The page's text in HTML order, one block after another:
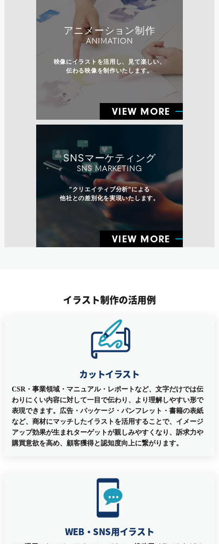
アニメーション制作
ANIMATION
映像にイラストを活用し、見て楽しい、
伝わる映像を制作いたします。
VIEW MORE
SNSマーケティング
SNS MARKETING
”クリエイティブ分析”による
他社との差別化を実現いたします。
VIEW MORE
イラスト制作の活用例
カットイラスト
CSR・事業領域・マニュアル・レポートなど、文字だけでは伝
わりにくい内容に対して一目で伝わり、より理解しやすい形で
表現できます。広告・パッケージ・パンフレット・書籍の表紙
など、商材にマッチしたイラストを活用することで、イメージ
アップ効果が生まれターゲットが親しみやすくなり、訴求力や
購買意欲を高め、顧客獲得と認知度向上に繋がります。
WEB・SNS用イラスト